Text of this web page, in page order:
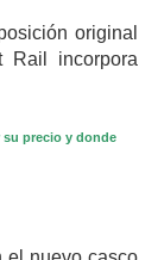
original
Rail incorpora
su precio y donde